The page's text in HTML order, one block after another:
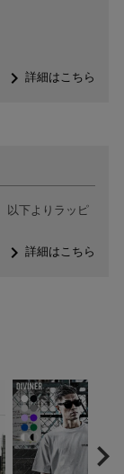
navigate_next詳細はこちら
以下よりラッピ
navigate_next詳細はこちら